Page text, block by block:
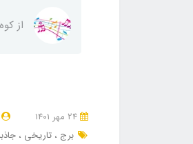
از
برج
تاریخی